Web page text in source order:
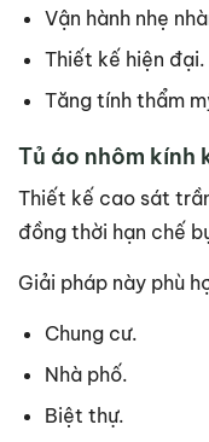
Vận hành nhẹ
Thiết kế hiện đại.
Tăng tính thẩm
Tủ áo nhôm kính
Thiết kế cao sát
đồng thời hạn chế
Giải pháp này phù
Chung cư.
Nhà phố.
Biệt thự.